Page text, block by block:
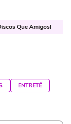
Que Amigos!
ENTRETÊ